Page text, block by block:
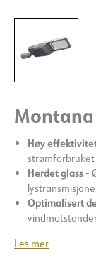
Høy
strømforbruket
Herdet glass -
Optimalisert
Les mer